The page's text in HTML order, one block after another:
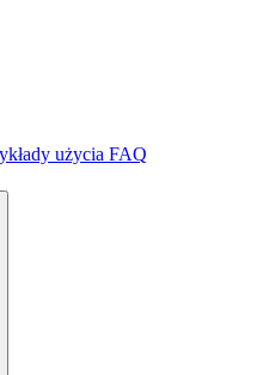
użycia FAQ